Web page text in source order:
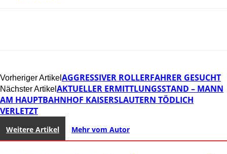
Vorheriger Artikel AGGRESSIVER ROLLERFAHRER GESUCHT
Nächster Artikel AKTUELLER ERMITTLUNGSSTAND – MANN
AM HAUPTBAHNHOF KAISERSLAUTERN TÖDLICH
VERLETZT
Weitere Artikel Mehr vom Autor